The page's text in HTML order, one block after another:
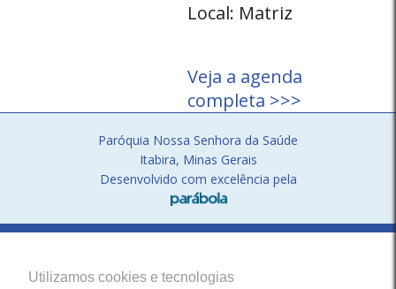
Utilizamos cookies e tecnologias
Local: Matriz
Veja a agenda
completa >>>
Paróquia Nossa Senhora da Saúde
Itabira, Minas Gerais
Desenvolvido com excelência pela